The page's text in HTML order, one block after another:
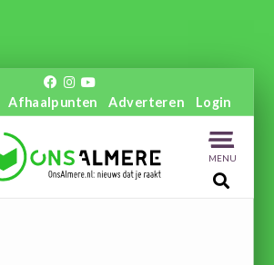
Afhaalpunten Adverteren Login
MENU